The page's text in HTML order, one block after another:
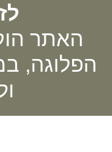
האתר
הפלוגה,